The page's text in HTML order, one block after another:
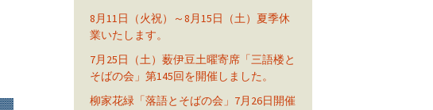
8月11日（火祝）～8月15日（土）夏季休
業いたします。
7月25日（土）薮伊豆土曜寄席「三語楼と
そばの会」第145回を開催しました。
柳家花緑「落語とそばの会」7月26日開催